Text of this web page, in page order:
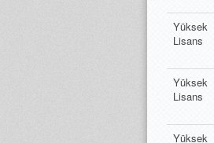
Yüksek
Lisans
Yüksek
Lisans
Yüksek